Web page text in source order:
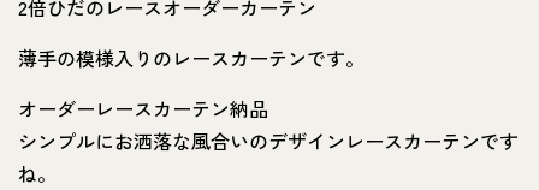
2倍ひだのレースオーダーカーテン
薄手の模様入りのレースカーテンです。
オーダーレースカーテン納品
シンプルにお洒落な風合いのデザインレースカーテンです
ね。